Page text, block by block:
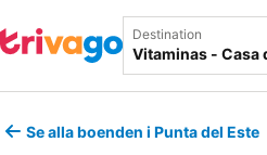
Destination
Se alla boenden i Punta del Este